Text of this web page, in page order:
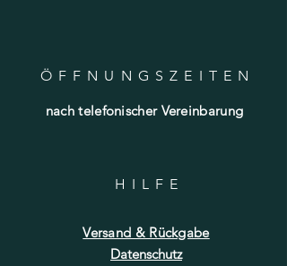
ÖFFNUNGSZEITE N
nach telefonischer Vereinbarung
HILF E
Versand & Rückgabe
Datenschutz